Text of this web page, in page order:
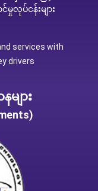
မှုလုပ်ငန်းများ
services with
drivers
များ